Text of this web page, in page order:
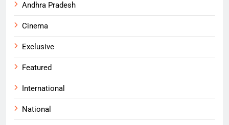
Andhra Pradesh
Cinema
Exclusive
Featured
International
National